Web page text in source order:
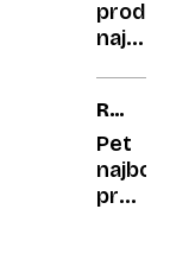
največ
V
Nemčiji
PET
Pet
najbolj